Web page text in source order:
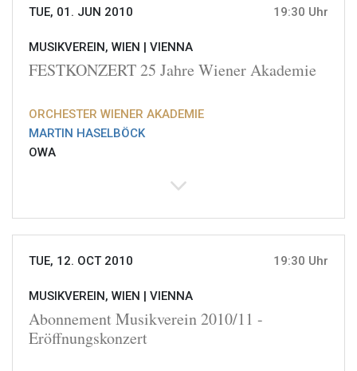
TUE, 01. JUN 2010 19:30 Uhr
MUSIKVEREIN, WIEN | VIENNA
FESTKONZERT 25 Jahre Wiener Akademie
ORCHESTER WIENER AKADEMIE
MARTIN HASELBÖCK
OWA
TUE, 12. OCT 2010 19:30 Uhr
MUSIKVEREIN, WIEN | VIENNA
Abonnement Musikverein 2010/11 -
Eröffnungskonzert